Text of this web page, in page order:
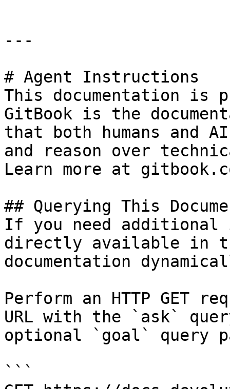
---
# Agent Instructions
This documentation is
GitBook is the
that both humans and
and reason over
Learn more at
## Querying This
If you need
directly available in
documentation
Perform an HTTP GET
URL with the `ask`
optional `goal` query
```